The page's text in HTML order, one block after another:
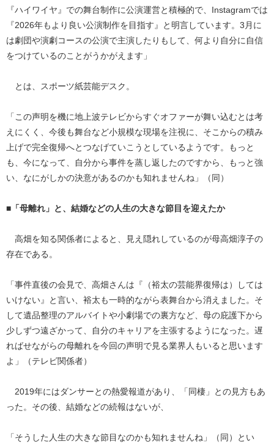
『ハイワイヤ』での舞台制作に公演運営と積極的で、Instagramでは
『2026年もより良い公演制作を目指す』と明言しています。3月に
は劇団や演劇コースの公演で主演したりもして、何より自分に自信
をつけているのことがうかがえます」
とは、スポーツ紙芸能デスク。
「この声明を機に地上波テレビからすぐオファーが舞い込むとは考
えにくく、今後も舞台など小規模な現場を注視に、そこからの積み
上げで完全復帰へとつなげていこうとしているようです。もっと
も、今になって、自分から事件を蒸し返したのですから、もっと強
い、なにがしかの決意があるのかも知れませんね」（同）
■「母離れ」と、結婚などの人生の大きな節目を迎えたか
高畑を知る関係者によると、見え隠れしているのが母高畑淳子の
存在である。
「事件直後の会見で、高畑さんは『（裕太の芸能界復帰は）しては
いけない』と言い、裕太も一時的ながら表舞台から消えました。そ
して遺品整理のアルバイトや小劇場での裏方など、母の庇護下から
少しずつ遠ざかって、自分のキャリアを主張するようになった。遅
ればせながらの母離れを今回の声明で見る業界人もいると思います
よ」（テレビ関係者）
2019年にはダンサーとの熱愛報道があり、「同棲」との見方もあ
った。その後、結婚などの続報はないが、
「そうした人生の大きな節目なのかも知れませんね」（同）とい